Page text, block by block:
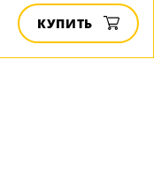
КУПИТЬ